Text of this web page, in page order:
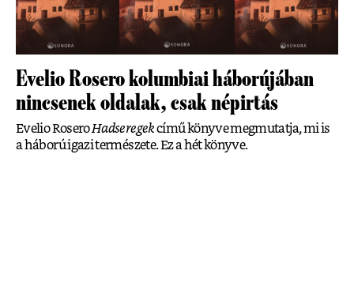
Evelio Rosero kolumbiai háborújában
nincsenek oldalak, csak népirtás
Evelio RoseroHadseregekcímű könyve megmutatja, mi is
a háború igazi természete. Ez a hét könyve.